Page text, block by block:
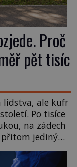
Proč
pět tisíc
lidstva, ale kufr
Po tisíce
na zádech
přitom jediný
právě ten
se na letišti